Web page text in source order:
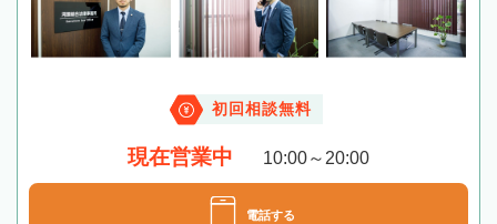
初回相談無料
現在営業中 10:00～20:00
電話する